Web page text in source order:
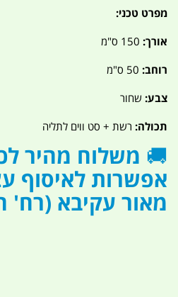
מפרט טכני:
אורך:
רוחב:
צבע: שחור
תכולה: רשת + סט ווים לתליה
🚚 משלוח מהיר
אפשרות לאיסוף
מאור עקיבא (רח'